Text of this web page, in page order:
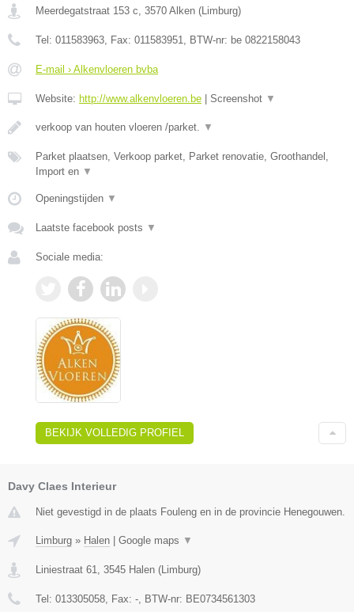
Meerdegatstraat 153 c, 3570 Alken (Limburg)
Tel: 011583963, Fax: 011583951, BTW-nr: be 0822158043
E-mail › Alkenvloeren bvba
Website: http://www.alkenvloeren.be Screenshot ▼
verkoop van houten vloeren /parket. ▼
Parket plaatsen, Verkoop parket, Parket renovatie, Groothandel,
Import en ▼
Openingstijden ▼
Laatste facebook posts ▼
Sociale media:
BEKIJK VOLLEDIG PROFIEL
Davy Claes Interieur
Niet gevestigd in de plaats Fouleng en in de provincie Henegouwen.
Limburg » Halen Google maps ▼
Liniestraat 61, 3545 Halen (Limburg)
Tel: 013305058, Fax: -, BTW-nr: BE0734561303